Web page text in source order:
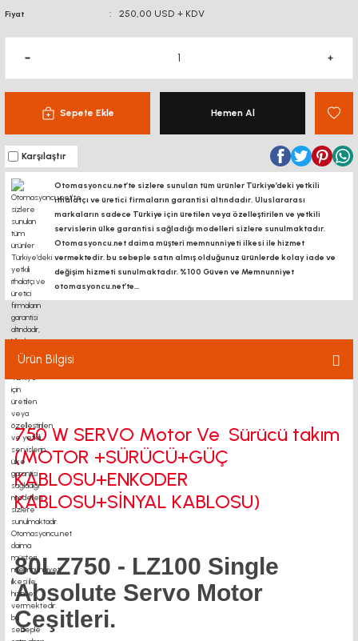
Fiyat 250,00 USD + KDV
Sepete Ekle Hemen Al
Karşılaştır
Otomasyoncu.net’te sizlere sunulan tüm ürünler Türkiye’deki yetkili
ithalatçı ve üretici firmaların garantisi altındadır, Uluslararası
markaların sadece Türkiye için üretilen veya özelleştirilen ve yetkili
servislerin ülke garantisi sağladığı modelleri sizlere sunulmaktadır.
Otomasyoncu.net daima müşteri memnunniyeti ilkesi ile hizmet
vermektedir. bu sebeple satın almış olduğunuz ürünlerde kolay iade ve
değişim hizmeti sunulmaktadır. %100 Güven ve Memnunniyet
otomasyoncu.net’te...
Ürün Bilgisi
750 W SERVO Motor Ve Sürücü takım
(MOTOR +SÜRÜCÜ+GÜÇ
KABLOSU+ENKODER
KABLOSU+SİNYAL KABLOSU)
80LZ750 - LZ100 Single
Absolute Servo Motor
Çeşitleri.